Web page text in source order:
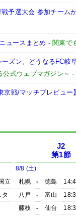
予選大会 参加チーム
ュースまとめ - 関東で
ズン。どうなるFC岐
公式ウェブマガジン～ -
京戦/マッチプレビュー
立
タ
J2
第1節
8/8 (土)
札幌
- 徳島
八戸
- 富山
藤枝
- 仙台